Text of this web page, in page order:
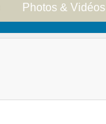
Photos & Vidéos